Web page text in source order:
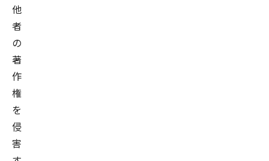
他
者
の
著
作
権
を
侵
害